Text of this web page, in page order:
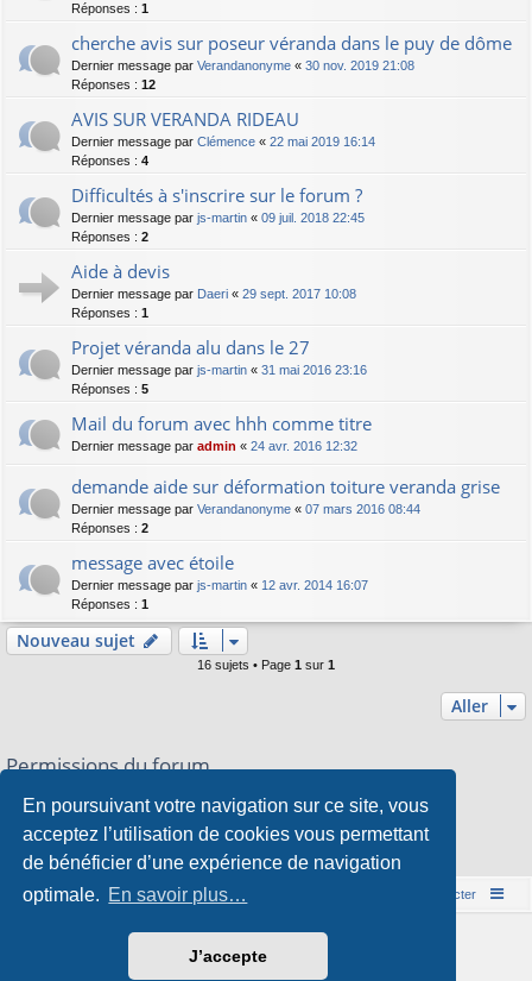
En poursuivant votre navigation sur ce site, vous
acceptez l’utilisation de cookies vous permettant
de bénéficier d’une expérience de navigation
optimale. En savoir plus…
J’accepte
Réponses : 1
cherche avis sur poseur véranda dans le puy de dôme
Dernier message par Verandanonyme « 30 nov. 2019 21:08
Réponses : 12
AVIS SUR VERANDA RIDEAU
Dernier message par Clémence « 22 mai 2019 16:14
Réponses : 4
Difficultés à s'inscrire sur le forum ?
Dernier message par js-martin « 09 juil. 2018 22:45
Réponses : 2
Aide à devis
Dernier message par Daeri « 29 sept. 2017 10:08
Réponses : 1
Projet véranda alu dans le 27
Dernier message par js-martin « 31 mai 2016 23:16
Réponses : 5
Mail du forum avec hhh comme titre
Dernier message par admin « 24 avr. 2016 12:32
demande aide sur déformation toiture veranda grise
Dernier message par Verandanonyme « 07 mars 2016 08:44
Réponses : 2
message avec étoile
Dernier message par js-martin « 12 avr. 2014 16:07
Réponses : 1
Nouveau sujet
16 sujets • Page 1 sur 1
Aller
Permissions du forum
Vousne pouvez pasrépondre aux sujets dans ce forum
Vousne pouvez pasmodifier vos messages dans ce forum
Vousne pouvez passupprimer vos messages dans ce forum
Vousne pouvez pastransférer de pièces jointes dans ce forum
Accueil du forum Nous contacter
Développé parphpBB® Forum Software © phpBB Limited
Style parArty
©